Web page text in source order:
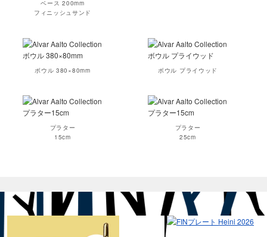
ベース 200mm
フィニッシュサンド
ボウル 380×80mm ボウル プライウッド
プラター
15cm
プラター
25cm